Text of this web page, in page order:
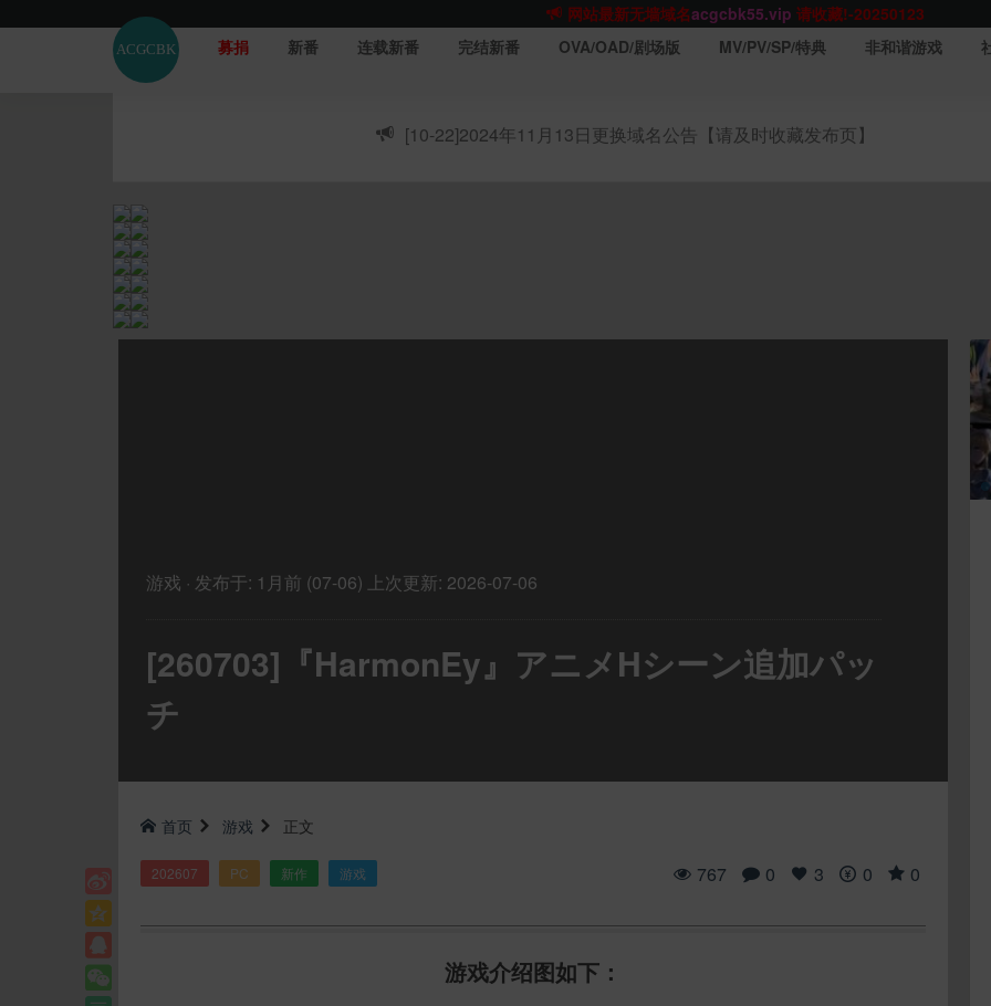
网站TG群聊t.me/acgbuster请收藏!
ACGCBK官方App
点击下载永不迷路！
ACGCBK官方App
点击下载 永不迷路！
募捐 新番 连载新番 完结新番 OVA/OAD/剧场版 MV/PV/SP/特典 非和谐游戏
[10-22]2024年11月13日更换域名公告【请及时收藏发布页】
游戏 · 发布于: 1月前 (07-06) 上次更新: 2026-07-06
[260703]『HarmonEy』アニメHシーン追加パッ
チ
首页 游戏 正文
202607 PC 新作 游戏 767 0 3 0 0
游戏介绍图如下：